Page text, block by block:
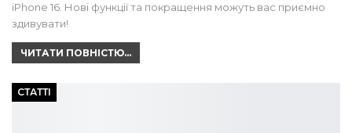
iPhone 16. Нові функції та покращення можуть вас приємно
здивувати!
ЧИТАТИ ПОВНІСТЮ...
СТАТТІ